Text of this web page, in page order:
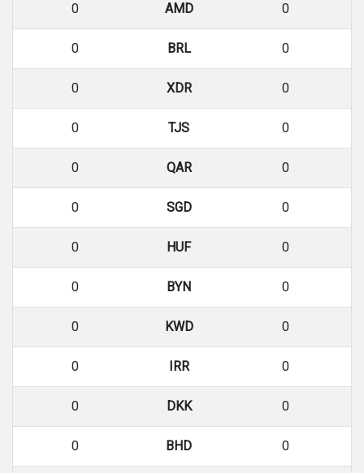
0 AMD 0
0 BRL 0
0 XDR 0
0 TJS 0
0 QAR 0
0 SGD 0
0 HUF 0
0 BYN 0
0 KWD 0
0 IRR 0
0 DKK 0
0 BHD 0